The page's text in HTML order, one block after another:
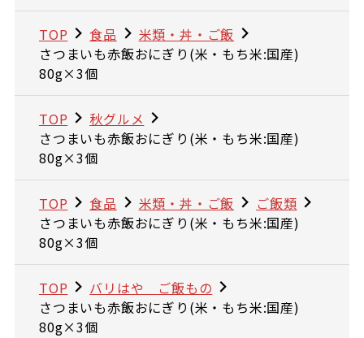
TOP 食品
米類・丼・ご飯
さつまいも赤飯おにぎり(米・もち米:国産)
80g×3個
TOP
秋グルメ
さつまいも赤飯おにぎり(米・もち米:国産)
80g×3個
TOP 食品 米類・丼・ご飯
ご飯類
さつまいも赤飯おにぎり(米・もち米:国産)
80g×3個
TOP
バリはや ご飯もの
さつまいも赤飯おにぎり(米・もち米:国産)
80g×3個